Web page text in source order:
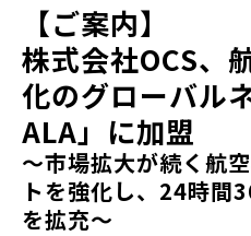
お役
サポ
お知
【ご案内】
株式会社OCS、
化のグローバル
ALA」に加盟
～市場拡大が続く航
トを強化し、24時間
を拡充～